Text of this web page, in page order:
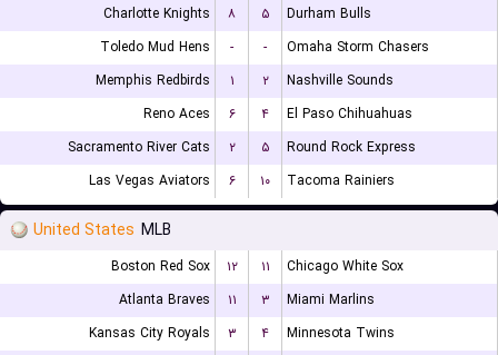
Charlotte Knights
۸ ۵
Durham Bulls
Toledo Mud Hens
- -
Omaha Storm Chasers
Memphis Redbirds
۱ ۲
Nashville Sounds
Reno Aces
۶ ۴
El Paso Chihuahuas
Sacramento River Cats
۲ ۵
Round Rock Express
Las Vegas Aviators
۶ ۱۰ Tacoma Rainiers
United States MLB
Boston Red Sox ۱۲ ۱۱
Chicago White Sox
Atlanta Braves
۱۱ ۳
Miami Marlins
Kansas City Royals
۳ ۴
Minnesota Twins